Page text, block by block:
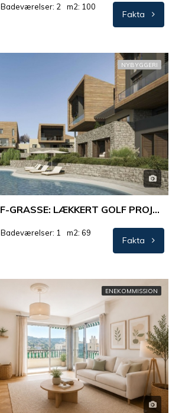
Badeværelser: 2
m2: 100
Fakta
NYBYGGERI
CHÂTEAUNEUF-GRASSE: LÆKKERT GOLF PROJEKTBYGGERI MED SWIMMINGPOOL.
Badeværelser: 1
m2: 69
Fakta
ENEKOMMISSION